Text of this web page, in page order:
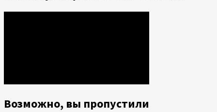
Возможно, вы пропустили